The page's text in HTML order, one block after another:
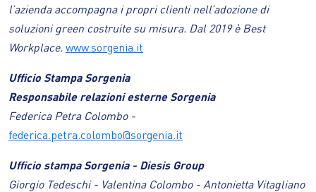
l’azienda accompagna i propri clienti nell’adozione di
soluzioni green costruite su misura. Dal 2019 è Best
Workplace. www.sorgenia.it
Ufficio Stampa Sorgenia
Responsabile relazioni esterne Sorgenia
Federica Petra Colombo -
federica.petra.colombo@sorgenia.it
Ufficio stampa Sorgenia - Diesis Group
Giorgio Tedeschi - Valentina Colombo - Antonietta Vitagliano